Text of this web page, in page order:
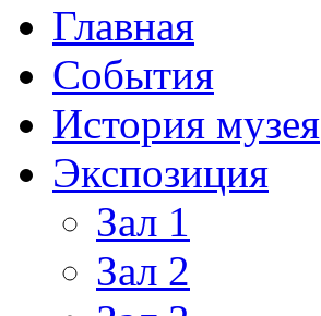
Главная
События
История музея
Экспозиция
Зал 1
Зал 2